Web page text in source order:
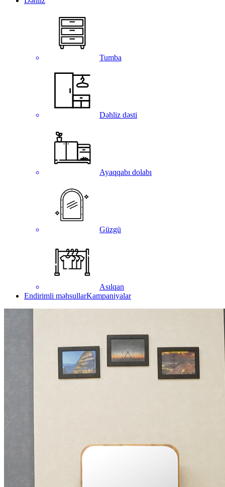
Tumba
Dəhliz dəsti
Ayaqqabı dolabı
Güzgü
Asılqan
Endirimli məhsullarKampaniyalar